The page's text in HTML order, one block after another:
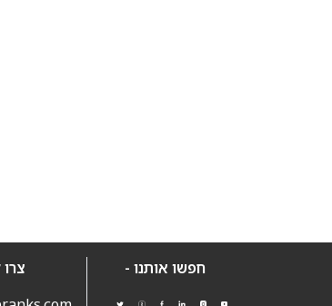
חפשו אותנו -